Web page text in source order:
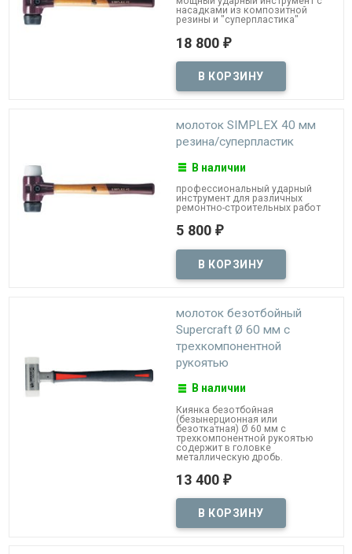
насадками из композитной
резины и "суперпластика"
18 800 ₽
молоток SIMPLEX 40 мм
резина/суперпластик
В наличии
профессиональный ударный
инструмент для различных
ремонтно-строительных работ
5 800 ₽
молоток безотбойный
Supercraft Ø 60 мм с
трехкомпонентной
рукоятью
В наличии
Киянка безотбойная
(безынерционная или
безоткатная) Ø 60 мм с
трехкомпонентной рукоятью
содержит в головке
металлическую дробь.
13 400 ₽